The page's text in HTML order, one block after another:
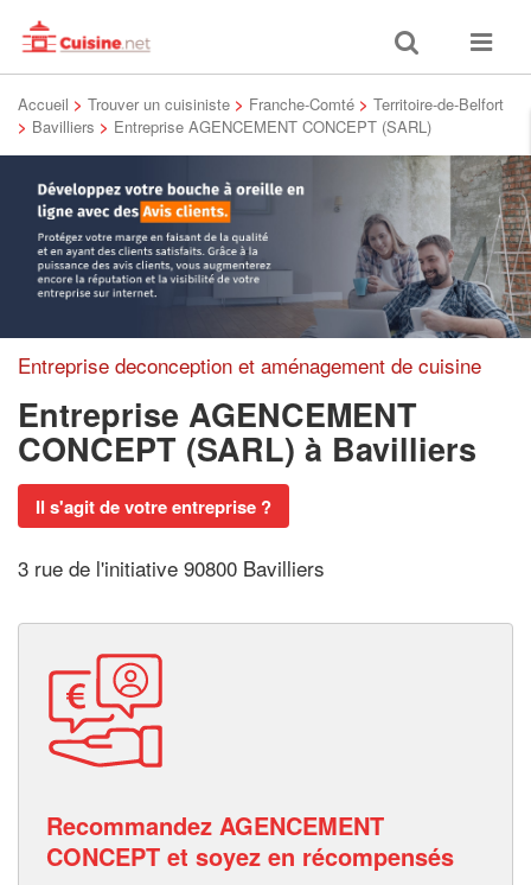
Toggle
search
Toggle
Accueil > Trouver un cuisiniste > Franche-Comté > Territoire-de-Belfort
> Bavilliers > Entreprise AGENCEMENT CONCEPT (SARL)
Entreprise deconception et aménagement de cuisine
Entreprise AGENCEMENT
CONCEPT (SARL) à Bavilliers
Il s'agit de votre entreprise ?
3 rue de l'initiative 90800 Bavilliers
Recommandez AGENCEMENT
CONCEPT et soyez en récompensés